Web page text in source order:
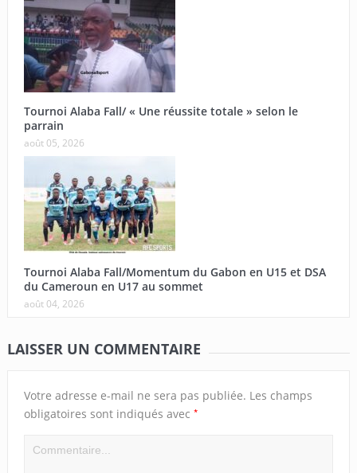
Tournoi Alaba Fall/ « Une réussite totale » selon le
parrain
août 05, 2026
Tournoi Alaba Fall/Momentum du Gabon en U15 et DSA
du Cameroun en U17 au sommet
août 04, 2026
LAISSER UN COMMENTAIRE
Votre adresse e-mail ne sera pas publiée. Les champs
obligatoires sont indiqués avec *